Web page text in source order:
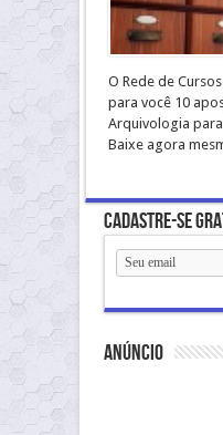
O Rede de
para você 10
Arquivologia
Baixe agora
Cadastre-se
anúncio